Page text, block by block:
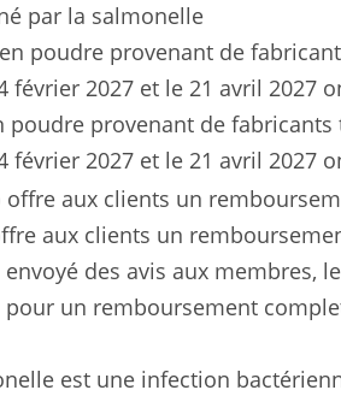
par la salmonelle
poudre provenant de
février 2027 et le 21 avril 2027
aux clients un
envoyé des avis aux membres,
pour un remboursement
est une infection